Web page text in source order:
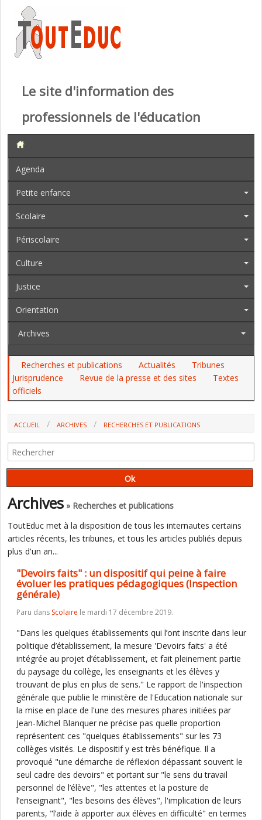
Le site d'information des
professionnels de l'éducation
Agenda
Petite enfance
Scolaire
Périscolaire
Culture
Justice
Orientation
Archives
Recherches et publications Actualités
Tribunes
Jurisprudence
Revue de la presse et des sites
Textes
officiels
ACCUEIL ARCHIVES
RECHERCHES ET PUBLICATIONS
PRATIQUES PÉDAGOGIQUES (INSPECTION GÉNÉRALE)
Archives » Recherches et publications
ToutEduc met à la disposition de tous les internautes certains
articles récents, les tribunes, et tous les articles publiés depuis
plus d'un an...
"Devoirs faits" : un dispositif qui peine à faire
évoluer les pratiques pédagogiques (Inspection
générale)
Paru dans Scolaire le mardi 17 décembre 2019.
"Dans les quelques établissements qui l’ont inscrite dans leur
politique d’établissement, la mesure 'Devoirs faits' a été
intégrée au projet d’établissement, et fait pleinement partie
du paysage du collège, les enseignants et les élèves y
trouvant de plus en plus de sens." Le rapport de l'inspection
générale que publie le ministère de l'Education nationale sur
la mise en place de l'une des mesures phares initiées par
Jean-Michel Blanquer ne précise pas quelle proportion
représentent ces "quelques établissements" sur les 73
collèges visités. Le dispositif y est très bénéfique. Il a
provoqué "une démarche de réflexion dépassant souvent le
seul cadre des devoirs" et portant sur "le sens du travail
personnel de l’élève", "les attentes et la posture de
l’enseignant", "les besoins des élèves", l'implication de leurs
parents, "l’aide à apporter aux élèves en difficulté" en termes